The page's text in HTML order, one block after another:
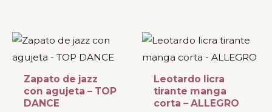
la
página
producto
la
página
producto
Zapato de jazz
con agujeta – TOP
DANCE
Este
producto
tiene
múltiples
variantes.
Leotardo licra
tirante manga
corta – ALLEGRO
Este
producto
tiene
múltiples
variantes.